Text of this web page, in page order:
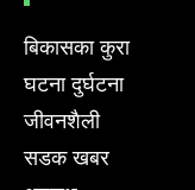
बिकासका कुरा
घटना दुर्घटना
जीवनशैली
सडक खबर